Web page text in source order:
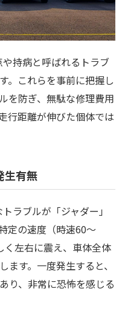
持病と呼ばれるトラブ
。これらを事前に把握し
を防ぎ、無駄な修理費用
行距離が伸びた個体では
生有無
ラブルが「ジャダー」
定の速度（時速60〜
左右に震え、車体全体
す。一度発生すると、
り、非常に恐怖を感じる